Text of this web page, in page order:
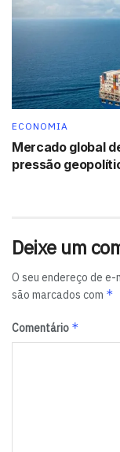
ECONOMIA
Mercado global
pressão
Deixe um
O seu endereço de
são marcados com *
Comentário *